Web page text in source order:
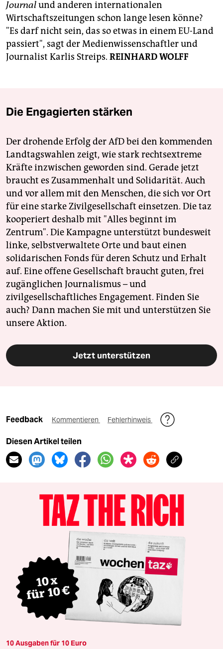
Journalund anderen internationalen
Wirtschaftszeitungen schon lange lesen könne?
"Es darf nicht sein, das so etwas in einem EU-Land
passiert", sagt der Medienwissenschaftler und
Journalist Karlis Streips. REINHARD WOLFF
Die Engagierten stärken
Der drohende Erfolg der AfD bei den kommenden
Landtagswahlen zeigt, wie stark rechtsextreme
Kräfte inzwischen geworden sind. Gerade jetzt
braucht es Zusammenhalt und Solidarität. Auch
und vor allem mit den Menschen, die sich vor Ort
für eine starke Zivilgesellschaft einsetzen. Die taz
kooperiert deshalb mit "Alles beginnt im
Zentrum". Die Kampagne unterstützt bundesweit
linke, selbstverwaltete Orte und baut einen
solidarischen Fonds für deren Schutz und Erhalt
auf. Eine offene Gesellschaft braucht guten, frei
zugänglichen Journalismus – und
zivilgesellschaftliches Engagement. Finden Sie
auch? Dann machen Sie mit und unterstützen Sie
unsere Aktion.
Jetzt unterstützen
Feedback Kommentieren Fehlerhinweis
Diesen Artikel teilen
10 Ausgaben für 10 Euro